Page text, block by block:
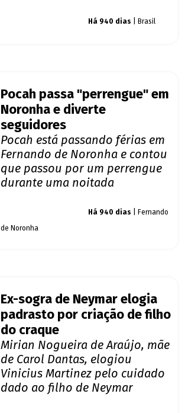
Há 940 dias | Brasil
Pocah passa "perrengue" em
Noronha e diverte
seguidores
Pocah está passando férias em
Fernando de Noronha e contou
que passou por um perrengue
durante uma noitada
Há 940 dias | Fernando
de Noronha
Ex-sogra de Neymar elogia
padrasto por criação de filho
do craque
Mirian Nogueira de Araújo, mãe
de Carol Dantas, elogiou
Vinicius Martinez pelo cuidado
dado ao filho de Neymar